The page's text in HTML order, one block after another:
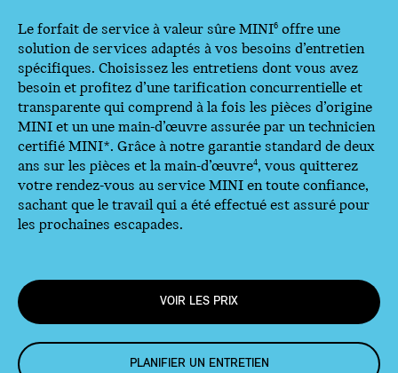
Le forfait de service à valeur sûre MINI6 offre une
solution de services adaptés à vos besoins d’entretien
spécifiques. Choisissez les entretiens dont vous avez
besoin et profitez d’une tarification concurrentielle et
transparente qui comprend à la fois les pièces d’origine
MINI et un une main-d’œuvre assurée par un technicien
certifié MINI*. Grâce à notre garantie standard de deux
ans sur les pièces et la main-d’œuvre4, vous quitterez
votre rendez-vous au service MINI en toute confiance,
sachant que le travail qui a été effectué est assuré pour
les prochaines escapades.
VOIR LES PRIX
PLANIFIER UN ENTRETIEN